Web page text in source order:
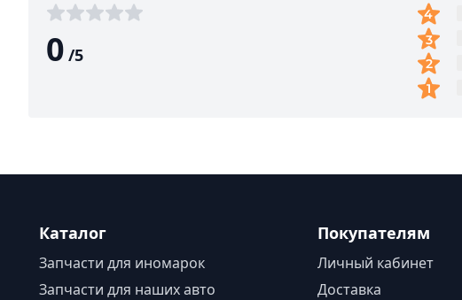
0 /5
Каталог
Запчасти для иномарок
Запчасти для наших авто
Покупателям
Личный кабинет
Доставка